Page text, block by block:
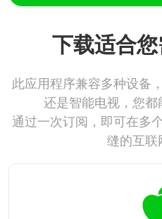
下载适合
此应用程序兼容多种设备
还是智能电视，您都
通过一次订阅，即可在多
缝的互联